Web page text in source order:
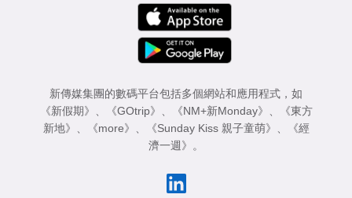
新傳媒集團的數碼平台包括多個網站和應用程式，如
《新假期》
《GOtrip》 《NM+新Monday》
《東方
新地》
《more》 《Sunday Kiss 親子童萌》
《經
濟一週》
。